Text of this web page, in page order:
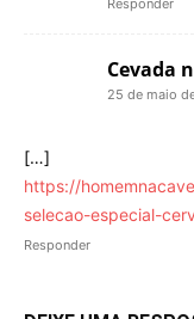
Responder
Cevada
25 de maio
[…]
https://
selecao-especial-
Responder